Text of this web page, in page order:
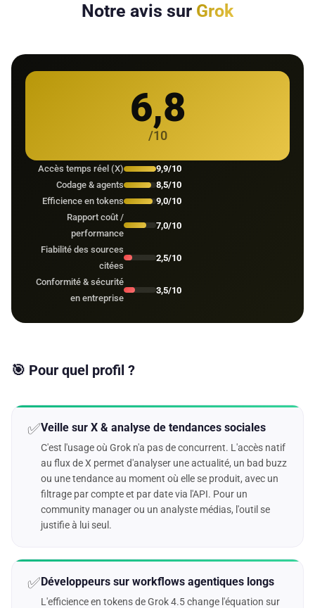
Notre avis sur Grok
6,8
/10
Accès temps réel (X)
9,9/10
Codage & agents
8,5/10
Efficience en tokens
9,0/10
Rapport coût /
performance
7,0/10
Fiabilité des sources
citées
2,5/10
Conformité & sécurité
en entreprise
3,5/10
🎯 Pour quel profil ?
✅Veille sur X & analyse de tendances sociales
C'est l'usage où Grok n'a pas de concurrent. L'accès natif
au flux de X permet d'analyser une actualité, un bad buzz
ou une tendance au moment où elle se produit, avec un
filtrage par compte et par date via l'API. Pour un
community manager ou un analyste médias, l'outil se
justifie à lui seul.
✅Développeurs sur workflows agentiques longs
L'efficience en tokens de Grok 4.5 change l'équation sur